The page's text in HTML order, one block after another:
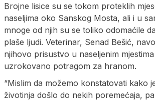
Brojne lisice su se tokom proteklih
naseljima oko Sanskog Mosta, ali i u
mnoge od njih su se toliko odomaćile
plaše ljudi. Veterinar, Senad Bešić,
njihovo prisustvo u naseljenim
uzrokovano potragom za hranom.
“Mislim da možemo konstatovati kako
životinja došlo do nekih poremećaja,